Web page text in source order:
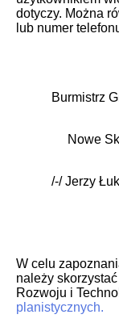
dotyczy. Można
lub numer
Burmistrz
Nowe
/-/ Jerzy
W celu
należy
Rozwoju i
planistycznych.